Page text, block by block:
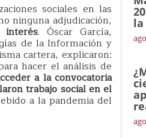
sociales en las
ninguna adjudicación,
. Óscar García,
de la Información y
cartera, explicaron:
hacer el análisis de
a la convocatoria
trabajo social en el
a la pandemia del
la